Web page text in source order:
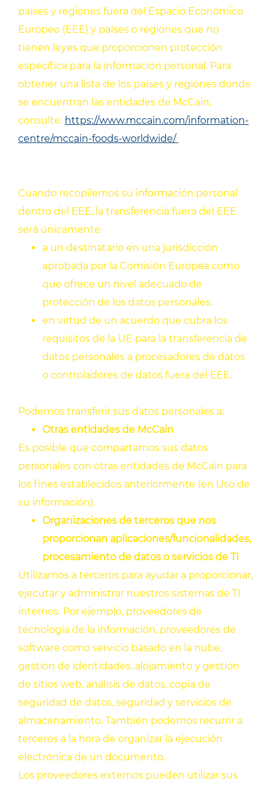
países y regiones fuera del Espacio Económico
Europeo (EEE) y países o regiones que no
tienen leyes que proporcionen protección
específica para la información personal. Para
obtener una lista de los países y regiones donde
se encuentran las entidades de McCain,
consulte: https://www.mccain.com/information-
centre/mccain-foods-worldwide/
Cuando recopilemos su información personal
dentro del EEE, la transferencia fuera del EEE
será únicamente:
a un destinatario en una jurisdicción
aprobada por la Comisión Europea como
que ofrece un nivel adecuado de
protección de los datos personales.
en virtud de un acuerdo que cubra los
requisitos de la UE para la transferencia de
datos personales a procesadores de datos
o controladores de datos fuera del EEE.
Podemos transferir sus datos personales a:
Otras entidades de McCain
Es posible que compartamos sus datos
personales con otras entidades de McCain para
los fines establecidos anteriormente (en Uso de
su información).
Organizaciones de terceros que nos
proporcionan aplicaciones/funcionalidades,
procesamiento de datos o servicios de TI
Utilizamos a terceros para ayudar a proporcionar,
ejecutar y administrar nuestros sistemas de TI
internos. Por ejemplo, proveedores de
tecnología de la información, proveedores de
software como servicio basado en la nube,
gestión de identidades, alojamiento y gestión
de sitios web, análisis de datos, copia de
seguridad de datos, seguridad y servicios de
almacenamiento. También podemos recurrir a
terceros a la hora de organizar la ejecución
electrónica de un documento.
Los proveedores externos pueden utilizar sus